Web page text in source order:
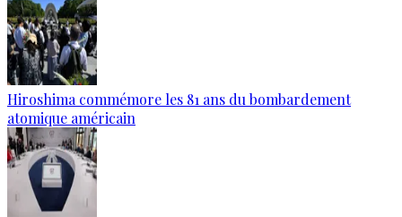
Hiroshima commémore les 81 ans du bombardement
atomique américain